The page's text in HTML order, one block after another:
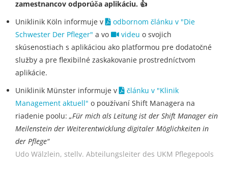
zamestnancov odporúča aplikáciu. 👍
Uniklinik Köln informuje v
odbornom článku v "Die
Schwester Der Pfleger" a vo videu o svojich
skúsenostiach s aplikáciou ako platformou pre dodatočné
služby a pre flexibilné zaskakovanie prostredníctvom
aplikácie.
Uniklinik Münster informuje v
článku v "Klinik
Management aktuell" o používaní Shift Managera na
riadenie poolu: „Für mich als Leitung ist der Shift Manager ein
Meilenstein der Weiterentwicklung digitaler Möglichkeiten in
der Pflege“
Udo Wälzlein, stellv. Abteilungsleiter des UKM Pflegepools